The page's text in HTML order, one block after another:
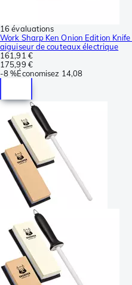
16 évaluations
Work Sharp Ken Onion Edition
aiguiseur de couteaux électrique
161,91 €
175,99 €
-8 %Économisez 14,08